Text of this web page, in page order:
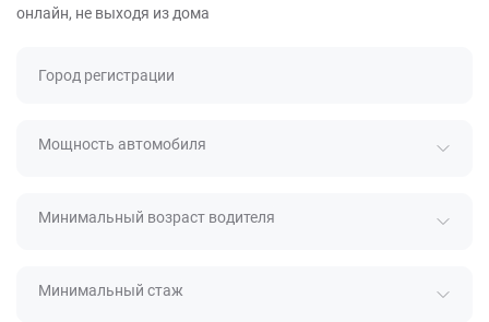
онлайн, не выходя из дома
Город регистрации
Мощность автомобиля
Минимальный возраст водителя
Минимальный стаж